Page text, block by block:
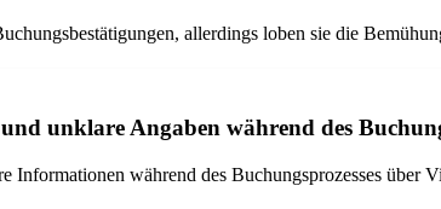
allerdings loben sie die
unklare Angaben während des
Informationen während des Buchungsprozesses